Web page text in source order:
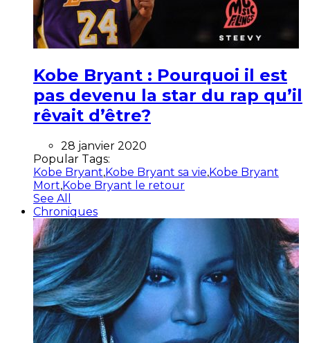
Kobe Bryant : Pourquoi il est
pas devenu la star du rap qu’il
rêvait d’être?
28 janvier 2020
Popular Tags:
Kobe Bryant,Kobe Bryant sa vie,Kobe Bryant
Mort,Kobe Bryant le retour
See All
Chroniques